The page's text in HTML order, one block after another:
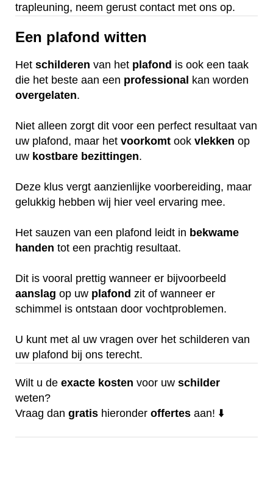
trapleuning, neem gerust contact met ons op.
Een plafond witten
Het schilderen van het plafond is ook een taak
die het beste aan een professional kan worden
overgelaten.
Niet alleen zorgt dit voor een perfect resultaat van
uw plafond, maar het voorkomt ook vlekken op
uw kostbare bezittingen.
Deze klus vergt aanzienlijke voorbereiding, maar
gelukkig hebben wij hier veel ervaring mee.
Het sauzen van een plafond leidt in bekwame
handen tot een prachtig resultaat.
Dit is vooral prettig wanneer er bijvoorbeeld
aanslag op uw plafond zit of wanneer er
schimmel is ontstaan door vochtproblemen.
U kunt met al uw vragen over het schilderen van
uw plafond bij ons terecht.
Wilt u de exacte kosten voor uw schilder
weten?
Vraag dan gratis hieronder offertes aan! ⬇️